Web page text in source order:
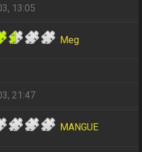
13:05
Meg
21:47
MANGUE